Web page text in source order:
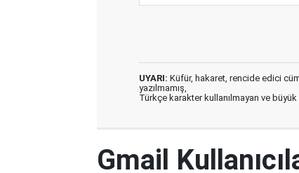
UYARI: Küfür, hakaret, rencide edici
yazılmamış,
Türkçe karakter kullanılmayan ve
Gmail